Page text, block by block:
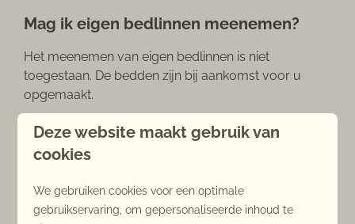
Mag ik eigen bedlinnen meenemen?
Het meenemen van eigen bedlinnen is niet
toegestaan. De bedden zijn bij aankomst voor u
opgemaakt.
Zijn de accommodaties rookvrij?
Is er wifi in de accommodatie?
Deze website maakt gebruik van
cookies
We gebruiken cookies voor een optimale
gebruikservaring, om gepersonaliseerde inhoud te